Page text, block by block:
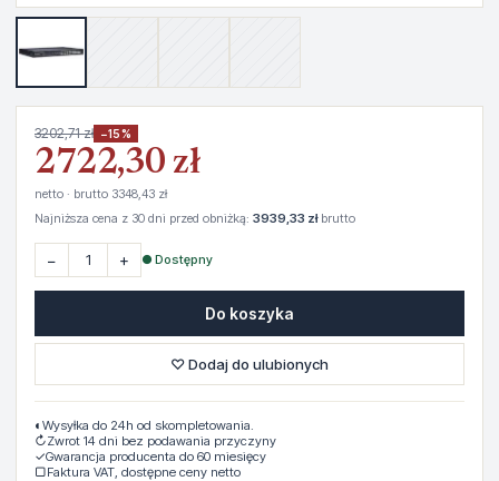
3202,71 zł −15%
2722,30 zł
netto · brutto 3348,43 zł
Najniższa cena z 30 dni przed obniżką: 3939,33 złbrutto
− + ● Dostępny
Do koszyka
♡ Dodaj do ulubionych
◐ Wysyłka do 24h od skompletowania.
↻Zwrot 14 dni bez podawania przyczyny
✓Gwarancja producenta do 60 miesięcy
▢Faktura VAT, dostępne ceny netto